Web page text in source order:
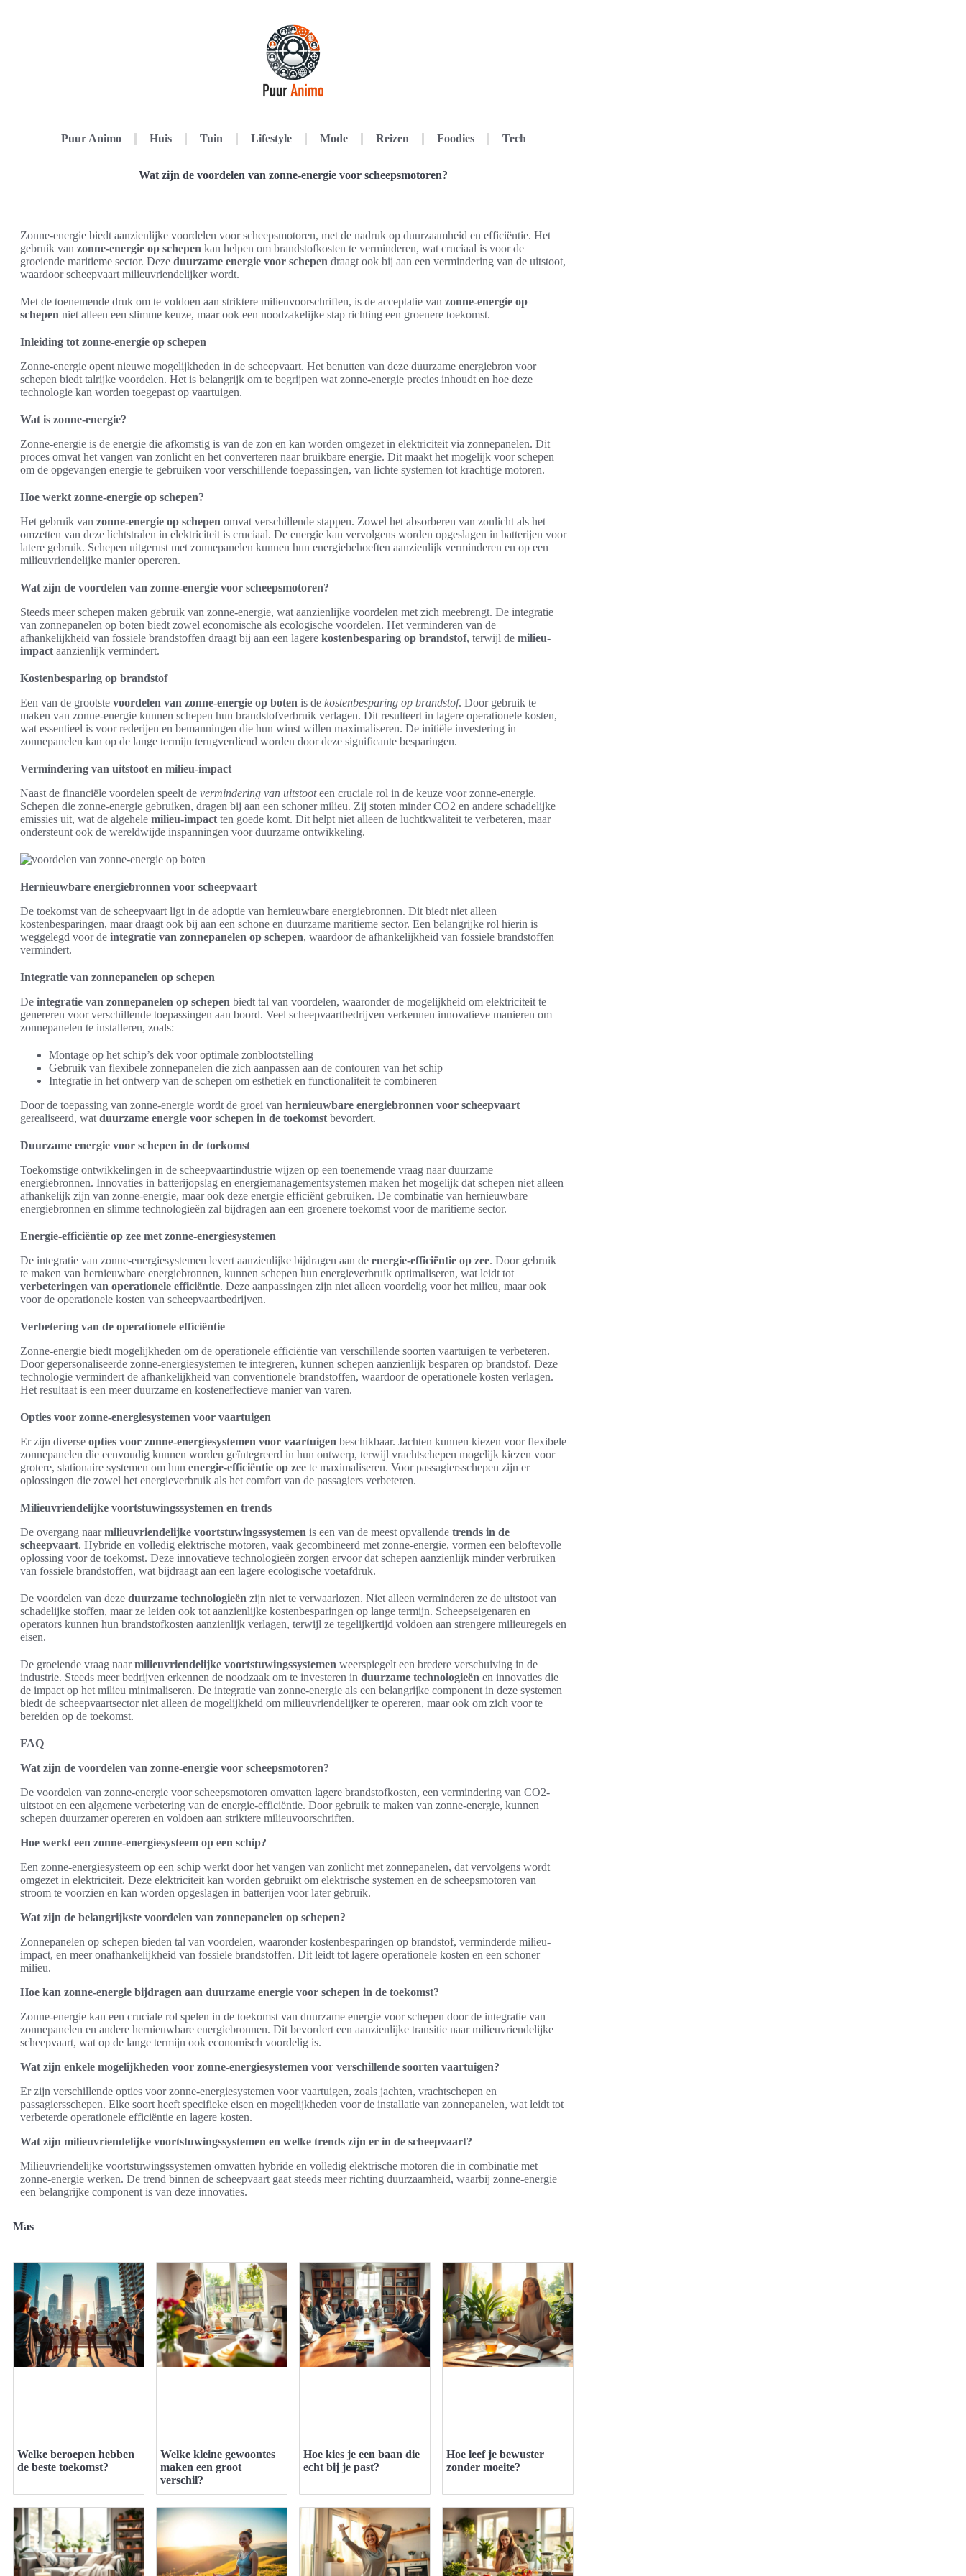
Puur Animo Huis Tuin Lifestyle Mode Reizen Foodies Tech
Wat zijn de voordelen van zonne-energie voor scheepsmotoren?
Zonne-energie biedt aanzienlijke voordelen voor scheepsmotoren, met de nadruk op duurzaamheid en efficiëntie. Het
gebruik van zonne-energie op schepen kan helpen om brandstofkosten te verminderen, wat cruciaal is voor de
groeiende maritieme sector. Deze duurzame energie voor schepen draagt ook bij aan een vermindering van de uitstoot,
waardoor scheepvaart milieuvriendelijker wordt.
Met de toenemende druk om te voldoen aan striktere milieuvoorschriften, is de acceptatie van zonne-energie op
schepen niet alleen een slimme keuze, maar ook een noodzakelijke stap richting een groenere toekomst.
Inleiding tot zonne-energie op schepen
Zonne-energie opent nieuwe mogelijkheden in de scheepvaart. Het benutten van deze duurzame energiebron voor
schepen biedt talrijke voordelen. Het is belangrijk om te begrijpen wat zonne-energie precies inhoudt en hoe deze
technologie kan worden toegepast op vaartuigen.
Wat is zonne-energie?
Zonne-energie is de energie die afkomstig is van de zon en kan worden omgezet in elektriciteit via zonnepanelen. Dit
proces omvat het vangen van zonlicht en het converteren naar bruikbare energie. Dit maakt het mogelijk voor schepen
om de opgevangen energie te gebruiken voor verschillende toepassingen, van lichte systemen tot krachtige motoren.
Hoe werkt zonne-energie op schepen?
Het gebruik van zonne-energie op schepen omvat verschillende stappen. Zowel het absorberen van zonlicht als het
omzetten van deze lichtstralen in elektriciteit is cruciaal. De energie kan vervolgens worden opgeslagen in batterijen voor
latere gebruik. Schepen uitgerust met zonnepanelen kunnen hun energiebehoeften aanzienlijk verminderen en op een
milieuvriendelijke manier opereren.
Wat zijn de voordelen van zonne-energie voor scheepsmotoren?
Steeds meer schepen maken gebruik van zonne-energie, wat aanzienlijke voordelen met zich meebrengt. De integratie
van zonnepanelen op boten biedt zowel economische als ecologische voordelen. Het verminderen van de
afhankelijkheid van fossiele brandstoffen draagt bij aan een lagere kostenbesparing op brandstof, terwijl de milieu-
impact aanzienlijk vermindert.
Kostenbesparing op brandstof
Een van de grootste voordelen van zonne-energie op boten is de kostenbesparing op brandstof. Door gebruik te
maken van zonne-energie kunnen schepen hun brandstofverbruik verlagen. Dit resulteert in lagere operationele kosten,
wat essentieel is voor rederijen en bemanningen die hun winst willen maximaliseren. De initiële investering in
zonnepanelen kan op de lange termijn terugverdiend worden door deze significante besparingen.
Vermindering van uitstoot en milieu-impact
Naast de financiële voordelen speelt de vermindering van uitstooteen cruciale rol in de keuze voor zonne-energie.
Schepen die zonne-energie gebruiken, dragen bij aan een schoner milieu. Zij stoten minder CO2 en andere schadelijke
emissies uit, wat de algehele milieu-impact ten goede komt. Dit helpt niet alleen de luchtkwaliteit te verbeteren, maar
ondersteunt ook de wereldwijde inspanningen voor duurzame ontwikkeling.
Hernieuwbare energiebronnen voor scheepvaart
De toekomst van de scheepvaart ligt in de adoptie van hernieuwbare energiebronnen. Dit biedt niet alleen
kostenbesparingen, maar draagt ook bij aan een schone en duurzame maritieme sector. Een belangrijke rol hierin is
weggelegd voor de integratie van zonnepanelen op schepen, waardoor de afhankelijkheid van fossiele brandstoffen
vermindert.
Integratie van zonnepanelen op schepen
De integratie van zonnepanelen op schepen biedt tal van voordelen, waaronder de mogelijkheid om elektriciteit te
genereren voor verschillende toepassingen aan boord. Veel scheepvaartbedrijven verkennen innovatieve manieren om
zonnepanelen te installeren, zoals:
Montage op het schip’s dek voor optimale zonblootstelling
Gebruik van flexibele zonnepanelen die zich aanpassen aan de contouren van het schip
Integratie in het ontwerp van de schepen om esthetiek en functionaliteit te combineren
Door de toepassing van zonne-energie wordt de groei van hernieuwbare energiebronnen voor scheepvaart
gerealiseerd, wat duurzame energie voor schepen in de toekomst bevordert.
Duurzame energie voor schepen in de toekomst
Toekomstige ontwikkelingen in de scheepvaartindustrie wijzen op een toenemende vraag naar duurzame
energiebronnen. Innovaties in batterijopslag en energiemanagementsystemen maken het mogelijk dat schepen niet alleen
afhankelijk zijn van zonne-energie, maar ook deze energie efficiënt gebruiken. De combinatie van hernieuwbare
energiebronnen en slimme technologieën zal bijdragen aan een groenere toekomst voor de maritieme sector.
Energie-efficiëntie op zee met zonne-energiesystemen
De integratie van zonne-energiesystemen levert aanzienlijke bijdragen aan de energie-efficiëntie op zee. Door gebruik
te maken van hernieuwbare energiebronnen, kunnen schepen hun energieverbruik optimaliseren, wat leidt tot
verbeteringen van operationele efficiëntie. Deze aanpassingen zijn niet alleen voordelig voor het milieu, maar ook
voor de operationele kosten van scheepvaartbedrijven.
Verbetering van de operationele efficiëntie
Zonne-energie biedt mogelijkheden om de operationele efficiëntie van verschillende soorten vaartuigen te verbeteren.
Door gepersonaliseerde zonne-energiesystemen te integreren, kunnen schepen aanzienlijk besparen op brandstof. Deze
technologie vermindert de afhankelijkheid van conventionele brandstoffen, waardoor de operationele kosten verlagen.
Het resultaat is een meer duurzame en kosteneffectieve manier van varen.
Opties voor zonne-energiesystemen voor vaartuigen
Er zijn diverse opties voor zonne-energiesystemen voor vaartuigen beschikbaar. Jachten kunnen kiezen voor flexibele
zonnepanelen die eenvoudig kunnen worden geïntegreerd in hun ontwerp, terwijl vrachtschepen mogelijk kiezen voor
grotere, stationaire systemen om hun energie-efficiëntie op zee te maximaliseren. Voor passagiersschepen zijn er
oplossingen die zowel het energieverbruik als het comfort van de passagiers verbeteren.
Milieuvriendelijke voortstuwingssystemen en trends
De overgang naarmilieuvriendelijke voortstuwingssystemen is een van de meest opvallende trends in de
scheepvaart. Hybride en volledig elektrische motoren, vaak gecombineerd met zonne-energie, vormen een beloftevolle
oplossing voor de toekomst. Deze innovatieve technologieën zorgen ervoor dat schepen aanzienlijk minder verbruiken
van fossiele brandstoffen, wat bijdraagt aan een lagere ecologische voetafdruk.
De voordelen van deze duurzame technologieën zijn niet te verwaarlozen. Niet alleen verminderen ze de uitstoot van
schadelijke stoffen, maar ze leiden ook tot aanzienlijke kostenbesparingen op lange termijn. Scheepseigenaren en
operators kunnen hun brandstofkosten aanzienlijk verlagen, terwijl ze tegelijkertijd voldoen aan strengere milieuregels en
eisen.
De groeiende vraag naarmilieuvriendelijke voortstuwingssystemen weerspiegelt een bredere verschuiving in de
industrie. Steeds meer bedrijven erkennen de noodzaak om te investeren in duurzame technologieën en innovaties die
de impact op het milieu minimaliseren. De integratie van zonne-energie als een belangrijke component in deze systemen
biedt de scheepvaartsector niet alleen de mogelijkheid om milieuvriendelijker te opereren, maar ook om zich voor te
bereiden op de toekomst.
FAQ
Wat zijn de voordelen van zonne-energie voor scheepsmotoren?
De voordelen van zonne-energie voor scheepsmotoren omvatten lagere brandstofkosten, een vermindering van CO2-
uitstoot en een algemene verbetering van de energie-efficiëntie. Door gebruik te maken van zonne-energie, kunnen
schepen duurzamer opereren en voldoen aan striktere milieuvoorschriften.
Hoe werkt een zonne-energiesysteem op een schip?
Een zonne-energiesysteem op een schip werkt door het vangen van zonlicht met zonnepanelen, dat vervolgens wordt
omgezet in elektriciteit. Deze elektriciteit kan worden gebruikt om elektrische systemen en de scheepsmotoren van
stroom te voorzien en kan worden opgeslagen in batterijen voor later gebruik.
Wat zijn de belangrijkste voordelen van zonnepanelen op schepen?
Zonnepanelen op schepen bieden tal van voordelen, waaronder kostenbesparingen op brandstof, verminderde milieu-
impact, en meer onafhankelijkheid van fossiele brandstoffen. Dit leidt tot lagere operationele kosten en een schoner
milieu.
Hoe kan zonne-energie bijdragen aan duurzame energie voor schepen in de toekomst?
Zonne-energie kan een cruciale rol spelen in de toekomst van duurzame energie voor schepen door de integratie van
zonnepanelen en andere hernieuwbare energiebronnen. Dit bevordert een aanzienlijke transitie naar milieuvriendelijke
scheepvaart, wat op de lange termijn ook economisch voordelig is.
Wat zijn enkele mogelijkheden voor zonne-energiesystemen voor verschillende soorten vaartuigen?
Er zijn verschillende opties voor zonne-energiesystemen voor vaartuigen, zoals jachten, vrachtschepen en
passagiersschepen. Elke soort heeft specifieke eisen en mogelijkheden voor de installatie van zonnepanelen, wat leidt tot
verbeterde operationele efficiëntie en lagere kosten.
Wat zijn milieuvriendelijke voortstuwingssystemen en welke trends zijn er in de scheepvaart?
Milieuvriendelijke voortstuwingssystemen omvatten hybride en volledig elektrische motoren die in combinatie met
zonne-energie werken. De trend binnen de scheepvaart gaat steeds meer richting duurzaamheid, waarbij zonne-energie
een belangrijke component is van deze innovaties.
Mas
Welke beroepen hebben
de beste toekomst?
Welke kleine gewoontes
maken een groot
verschil?
Hoe kies je een baan die
echt bij je past?
Hoe leef je bewuster
zonder moeite?